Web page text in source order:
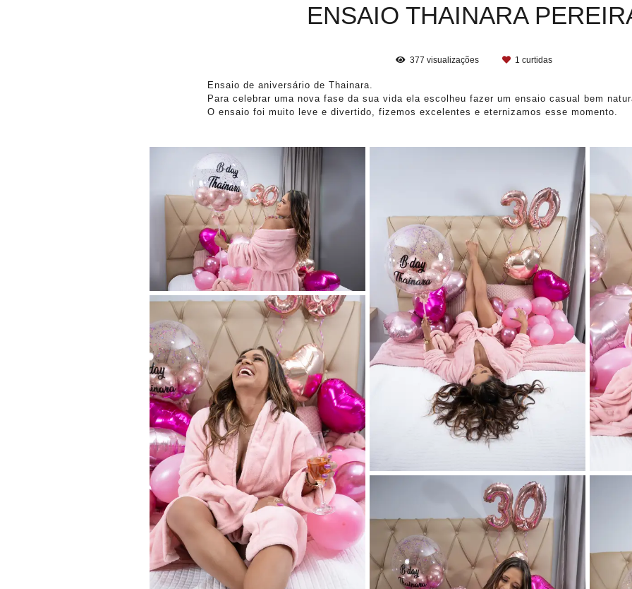
ENSAIO THAINARA
377 visualizações 1 curtidas
Ensaio de aniversário de Thainara.
Para celebrar uma nova fase da sua vida ela escolheu fazer um ensaio casual bem
O ensaio foi muito leve e divertido, fizemos excelentes e eternizamos esse momento.